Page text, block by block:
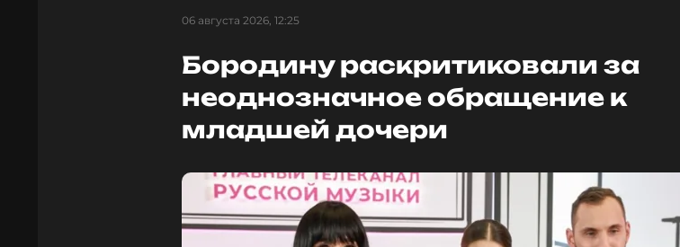
06 августа 2026, 12:25
Бородину раскритиковали за
неоднозначное обращение к
младшей дочери